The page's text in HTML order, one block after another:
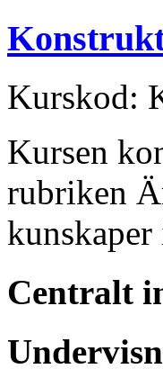
Kurskod:
Kursen
rubriken
kunskaper
Centralt